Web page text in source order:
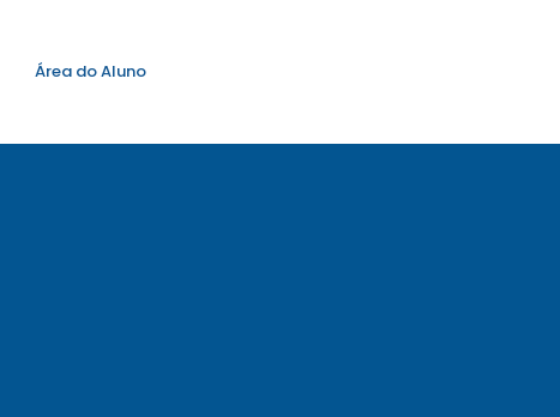
Área do Aluno